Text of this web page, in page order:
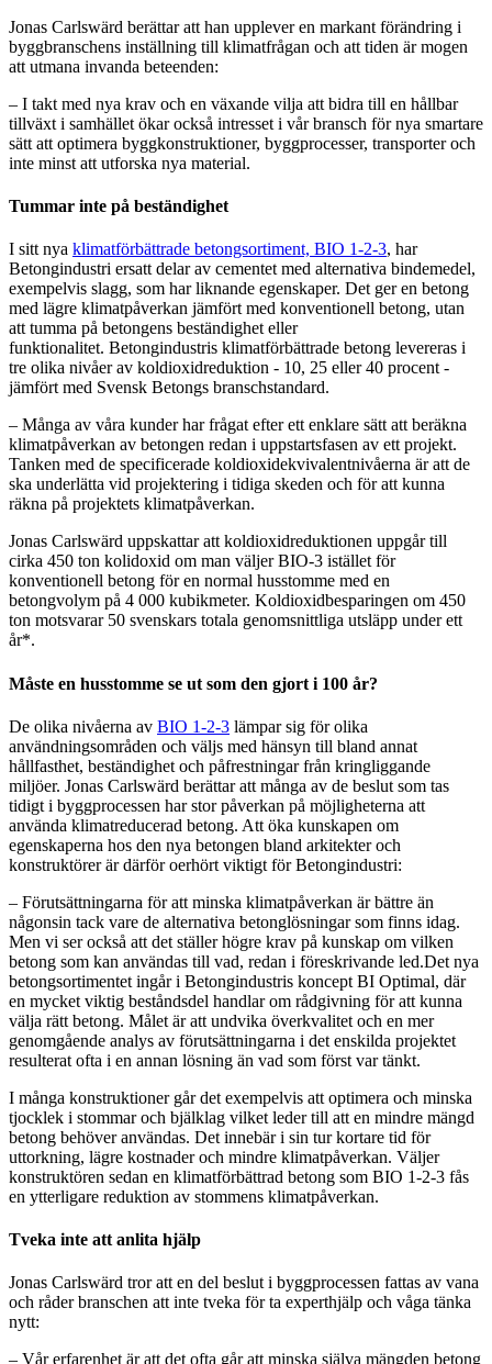
Jonas Carlswärd berättar att han upplever en markant förändring i
byggbranschens inställning till klimatfrågan och att tiden är mogen
att utmana invanda beteenden:
– I takt med nya krav och en växande vilja att bidra till en hållbar
tillväxt i samhället ökar också intresset i vår bransch för nya smartare
sätt att optimera byggkonstruktioner, byggprocesser, transporter och
inte minst att utforska nya material.
Tummar inte på beständighet
I sitt nya klimatförbättrade betongsortiment, BIO 1-2-3, har
Betongindustri ersatt delar av cementet med alternativa bindemedel,
exempelvis slagg, som har liknande egenskaper. Det ger en betong
med lägre klimatpåverkan jämfört med konventionell betong, utan
att tumma på betongens beständighet eller
funktionalitet. Betongindustris klimatförbättrade betong levereras i
tre olika nivåer av koldioxidreduktion - 10, 25 eller 40 procent -
jämfört med Svensk Betongs branschstandard.
– Många av våra kunder har frågat efter ett enklare sätt att beräkna
klimatpåverkan av betongen redan i uppstartsfasen av ett projekt.
Tanken med de specificerade koldioxidekvivalentnivåerna är att de
ska underlätta vid projektering i tidiga skeden och för att kunna
räkna på projektets klimatpåverkan.
Jonas Carlswärd uppskattar att koldioxidreduktionen uppgår till
cirka 450 ton kolidoxid om man väljer BIO-3 istället för
konventionell betong för en normal husstomme med en
betongvolym på 4 000 kubikmeter. Koldioxidbesparingen om 450
ton motsvarar 50 svenskars totala genomsnittliga utsläpp under ett
år*.
Måste en husstomme se ut som den gjort i 100 år?
De olika nivåerna av BIO 1-2-3 lämpar sig för olika
användningsområden och väljs med hänsyn till bland annat
hållfasthet, beständighet och påfrestningar från kringliggande
miljöer. Jonas Carlswärd berättar att många av de beslut som tas
tidigt i byggprocessen har stor påverkan på möjligheterna att
använda klimatreducerad betong. Att öka kunskapen om
egenskaperna hos den nya betongen bland arkitekter och
konstruktörer är därför oerhört viktigt för Betongindustri:
– Förutsättningarna för att minska klimatpåverkan är bättre än
någonsin tack vare de alternativa betonglösningar som finns idag.
Men vi ser också att det ställer högre krav på kunskap om vilken
betong som kan användas till vad, redan i föreskrivande led.Det nya
betongsortimentet ingår i Betongindustris koncept BI Optimal, där
en mycket viktig beståndsdel handlar om rådgivning för att kunna
välja rätt betong. Målet är att undvika överkvalitet och en mer
genomgående analys av förutsättningarna i det enskilda projektet
resulterat ofta i en annan lösning än vad som först var tänkt.
I många konstruktioner går det exempelvis att optimera och minska
tjocklek i stommar och bjälklag vilket leder till att en mindre mängd
betong behöver användas. Det innebär i sin tur kortare tid för
uttorkning, lägre kostnader och mindre klimatpåverkan. Väljer
konstruktören sedan en klimatförbättrad betong som BIO 1-2-3 fås
en ytterligare reduktion av stommens klimatpåverkan.
Tveka inte att anlita hjälp
Jonas Carlswärd tror att en del beslut i byggprocessen fattas av vana
och råder branschen att inte tveka för ta experthjälp och våga tänka
nytt:
– Vår erfarenhet är att det ofta går att minska själva mängden betong